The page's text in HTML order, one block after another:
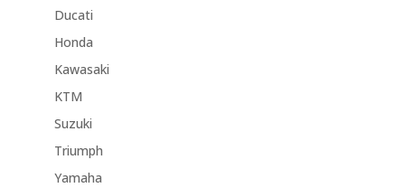
Ducati
Honda
Kawasaki
KTM
Suzuki
Triumph
Yamaha